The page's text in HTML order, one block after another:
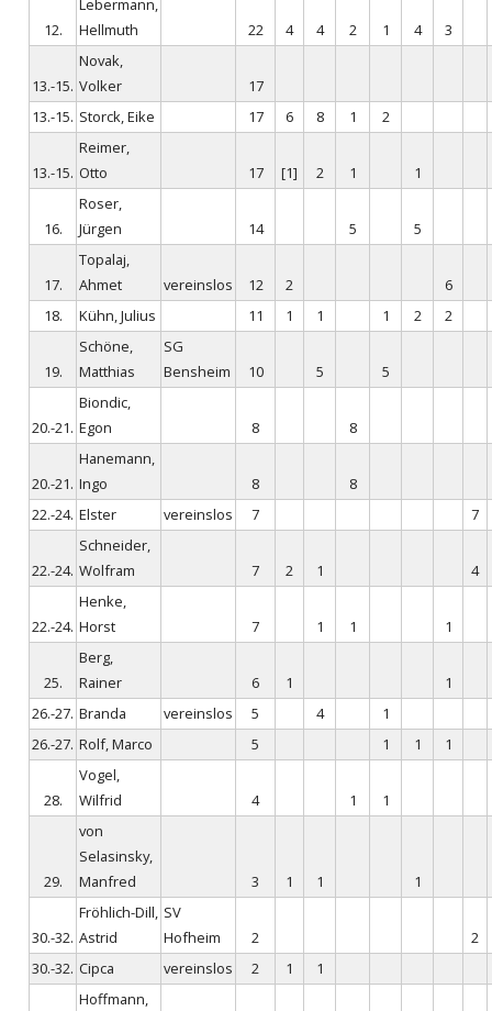
12.
Lebermann,
Hellmuth
22 4 4 2 1 4 3
13.-15.
Novak,
Volker
17
13.-15. Storck, Eike 17 6 8 1 2
13.-15.
Reimer,
Otto
17 [1] 2 1 1
16.
Roser,
Jürgen
14 5 5
17.
Topalaj,
Ahmet
vereinslos 12 2
6
18.
Kühn, Julius 11 1 1 1 2 2
19.
Schöne,
Matthias
SG
Bensheim
10 5 5
20.-21.
Biondic,
Egon
8 8
20.-21.
Hanemann,
Ingo
8
8
22.-24. Elster vereinslos 7 7
22.-24.
Schneider,
Wolfram
7 2 1 4
22.-24.
Henke,
Horst
7 1 1 1
25.
Berg,
Rainer
6 1
1
26.-27. Branda vereinslos 5 4
1
26.-27. Rolf, Marco 5 1 1 1
28.
Vogel,
Wilfrid
4 1 1
29.
von
Selasinsky,
Manfred
3 1 1 1
30.-32.
Fröhlich-Dill,
Astrid
SV
Hofheim
2
2
30.-32. Cipca vereinslos 2 1 1
Hoffmann,